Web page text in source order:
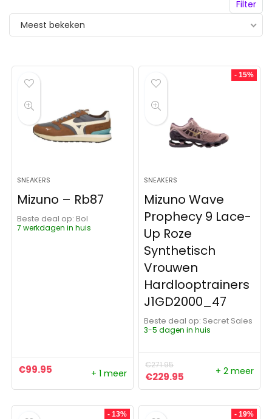
Filter
Meest bekeken
SNEAKERS
Mizuno – Rb87
Beste deal op:
Bol
7 werkdagen in huis
€99.95 + 1 meer
- 15%
SNEAKERS
Mizuno Wave
Prophecy 9 Lace-
Up Roze
Synthetisch
Vrouwen
Hardlooptrainers
J1GD2000_47
Beste deal op:
Secret Sales
3-5 dagen in huis
€271.95
Oorspronkelijke prijs was:
€229.95 Huidige prijs is:
+ 2 meer
- 13% - 19%